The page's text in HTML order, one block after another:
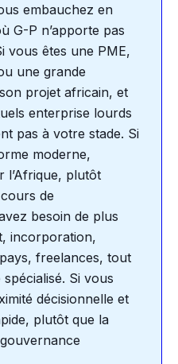
embauchez en
G-P n’apporte pas
vous êtes une PME,
une grande
projet africain, et
enterprise lourds
pas à votre stade. Si
moderne,
l’Afrique, plutôt
de
besoin de plus
incorporation,
freelances, tout
Si vous
décisionnelle et
plutôt que la